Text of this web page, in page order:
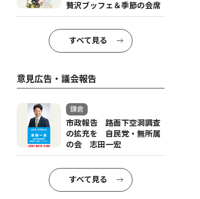
一緒に写真撮影で
贅沢ブッフェ＆季節の会席
すべて見る
意見広告・議会報告
鎌倉
市政報告 路面下空洞調査
の拡充を 自民党・無所属
の会 志田一宏
すべて見る